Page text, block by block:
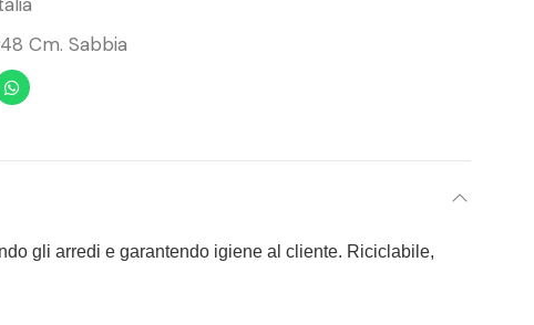
Cm. Sabbia
gli arredi e garantendo igiene al cliente. Riciclabile,